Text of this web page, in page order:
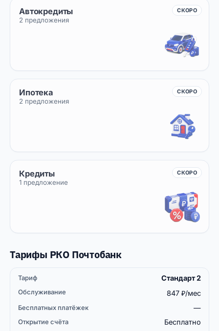
Автокредиты
2 предложения
СКОРО
Ипотека
2 предложения
СКОРО
Кредиты
1 предложение
СКОРО
Тарифы РКО Почтобанк
Открытие
Стандарт 2
847 ₽/мес
—
Бесплатно